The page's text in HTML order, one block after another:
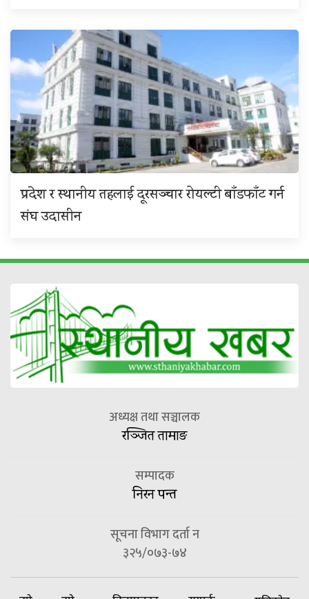
प्रदेश र स्थानीय तहलाई दूरसञ्चार रोयल्टी बाँडफाँट गर्न
संघ उदासीन
अध्यक्ष तथा सञ्चालक
रञ्जित तामाङ
सम्पादक
निरन पन्त
सूचना विभाग दर्ता न
३२५/०७३-७४